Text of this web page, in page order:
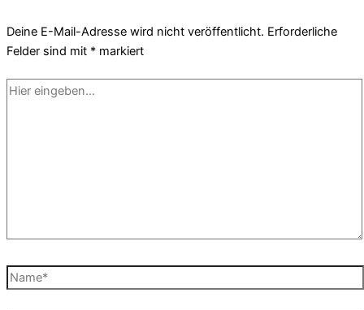
Deine E-Mail-Adresse wird nicht veröffentlicht. Erforderliche
Felder sind mit * markiert
Hier
Name*